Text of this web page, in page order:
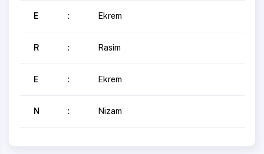
E : Ekrem
R : Rasim
E : Ekrem
N : Nizam